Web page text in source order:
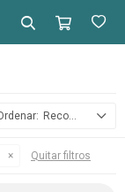
Recomendados
Quitar filtros